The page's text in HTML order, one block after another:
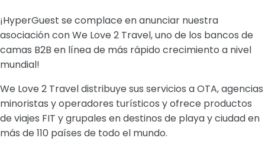
¡HyperGuest se complace en anunciar nuestra
asociación con We Love 2 Travel, uno de los bancos de
camas B2B en línea de más rápido crecimiento a nivel
mundial!
We Love 2 Travel distribuye sus servicios a OTA, agencias
minoristas y operadores turísticos y ofrece productos
de viajes FIT y grupales en destinos de playa y ciudad en
más de 110 países de todo el mundo.